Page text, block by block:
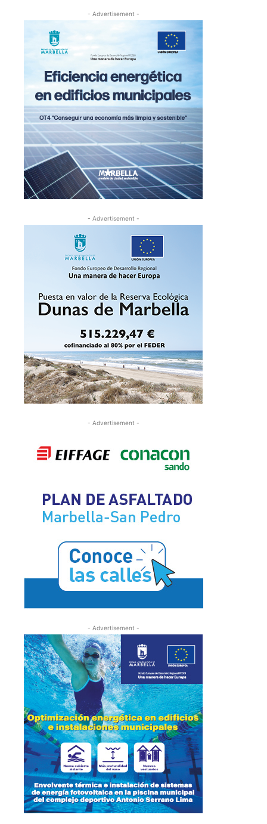
- Advertisement -
- Advertisement -
- Advertisement -
- Advertisement -